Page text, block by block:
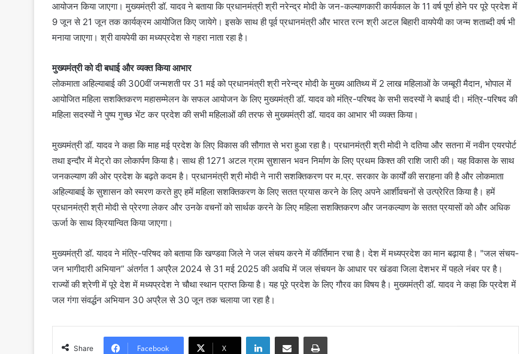
आयोजन किया जाएगा। मुख्यमंत्री डॉ. यादव ने बताया कि प्रधानमंत्री श्री नरेन्द्र मोदी के जन-कल्याणकारी कार्यकाल के 11 वर्ष पूर्ण होने पर पूरे प्रदेश में
9 जून से 21 जून तक कार्यक्रम आयोजित किए जायेगे। इसके साथ ही पूर्व प्रधानमंत्री और भारत रत्न श्री अटल बिहारी वायपेयी का जन्म शताब्दी वर्ष भी
मनाया जाएगा। श्री वायपेयी का मध्यप्रदेश से गहरा नाता रहा है।
मुख्यमंत्री को दी बधाई और व्यक्त किया आभार
लोकमाता अहिल्याबाई की 300वीं जन्मशती पर 31 मई को प्रधानमंत्री श्री नरेन्द्र मोदी के मुख्य आतिथ्य में 2 लाख महिलाओं के जम्बूरी मैदान, भोपाल में
आयोजित महिला सशक्तिकरण महासम्मेलन के सफल आयोजन के लिए मुख्यमंत्री डॉ. यादव को मंत्रि-परिषद के सभी सदस्यों ने बधाई दी। मंत्रि-परिषद की
महिला सदस्यों ने पुष्प गुच्छ भेंट कर प्रदेश की सभी महिलाओं की तरफ से मुख्यमंत्री डॉ. यादव का आभार भी व्यक्त किया।
मुख्यमंत्री डॉ. यादव ने कहा कि माह मई प्रदेश के लिए विकास की सौगात से भरा हुआ रहा है। प्रधानमंत्री श्री मोदी ने दतिया और सतना में नवीन एयरपोर्ट
तथा इन्दौर में मेट्रो का लोकार्पण किया है। साथ ही 1271 अटल ग्राम सुशासन भवन निर्माण के लिए प्रथम किश्त की राशि जारी की। यह विकास के साथ
जनकल्याण की ओर प्रदेश के बढ़ते कदम है। प्रधानमंत्री श्री मोदी ने नारी सशक्तिकरण पर म.प्र. सरकार के कार्यों की सराहना की है और लोकमाता
अहिल्याबाई के सुशासन को स्मरण करते हुए हमें महिला सशक्तिकरण के लिए सतत प्रयास करने के लिए अपने आर्शीवचनों से उत्प्रेरित किया है। हमें
प्रधानमंत्री श्री मोदी से प्रेरणा लेकर और उनके वचनों को सार्थक करने के लिए महिला सशक्तिकरण और जनकल्याण के सतत प्रयासों को और अधिक
ऊर्जा के साथ क्रियान्वित किया जाएगा।
मुख्यमंत्री डॉ. यादव ने मंत्रि-परिषद को बताया कि खण्डवा जिले ने जल संचय करने में कीर्तिमान रचा है। देश में मध्यप्रदेश का मान बढ़ाया है। "जल संचय-
जन भागीदारी अभियान” अंतर्गत 1 अप्रैल 2024 से 31 मई 2025 की अवधि में जल संचयन के आधार पर खंडवा जिला देशभर में पहले नंबर पर है।
राज्यों की श्रेणी में पूरे देश में मध्यप्रदेश ने चौथा स्थान प्राप्त किया है। यह पूरे प्रदेश के लिए गौरव का विषय है। मुख्यमंत्री डॉ. यादव ने कहा कि प्रदेश में
जल गंगा संवर्द्धन अभियान 30 अप्रैल से 30 जून तक चलाया जा रहा है।
Share Facebook X
LinkedInShare via Email Print